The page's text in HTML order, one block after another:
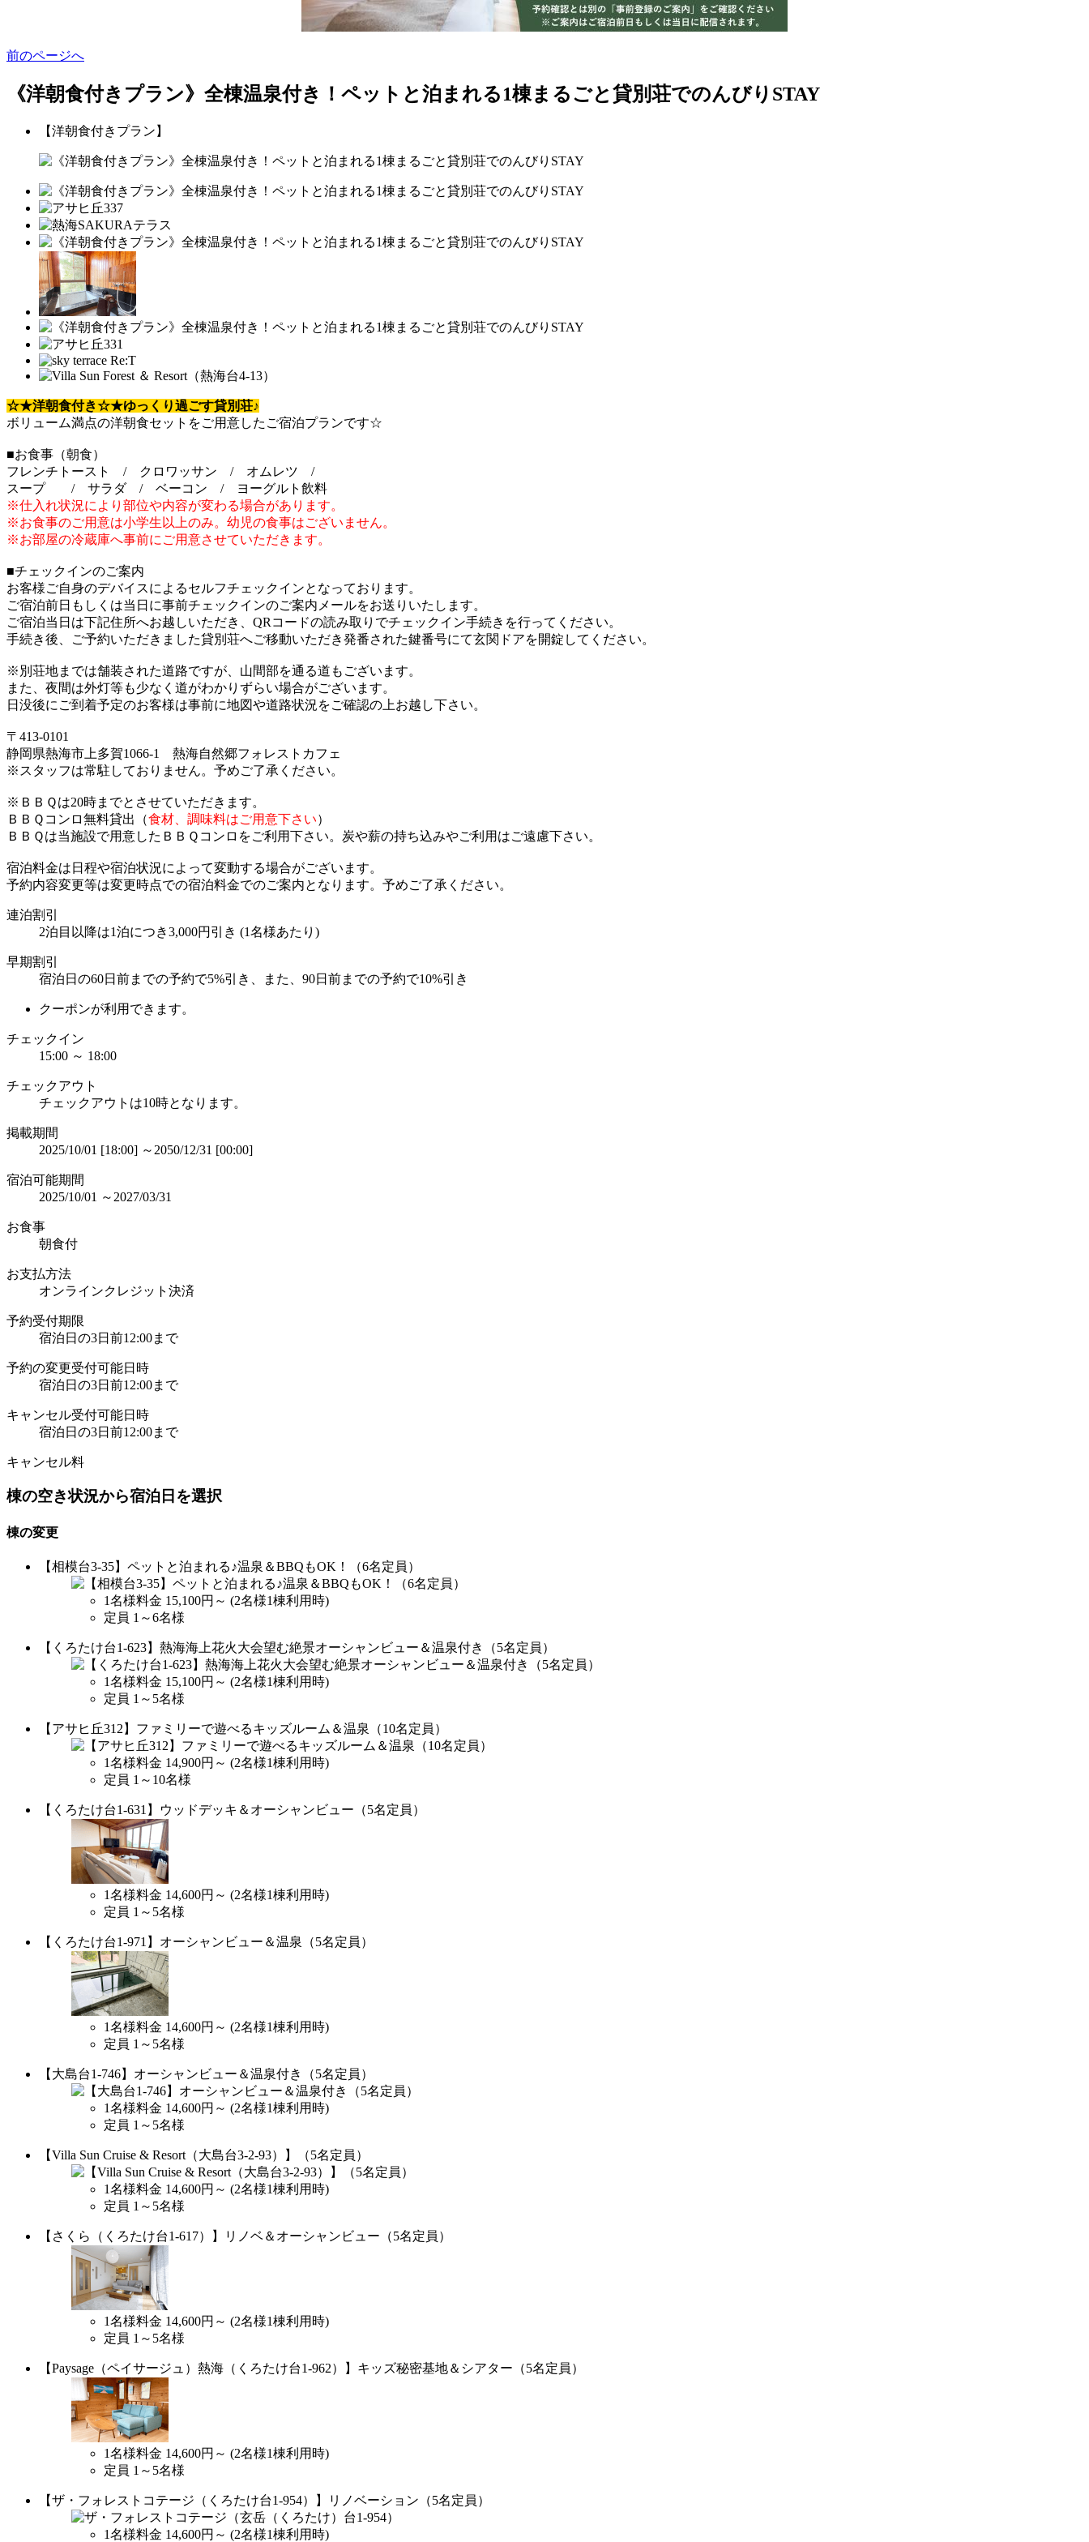
前のページへ
《洋朝食付きプラン》全棟温泉付き！ペットと泊まれる1棟まるごと貸別荘でのんびりSTAY
【洋朝食付きプラン】
☆★洋朝食付き☆★ゆっくり過ごす貸別荘♪
ボリューム満点の洋朝食セットをご用意したご宿泊プランです☆
■お食事（朝食）
フレンチトースト / クロワッサン / オムレツ /
スープ / サラダ / ベーコン / ヨーグルト飲料
※仕入れ状況により部位や内容が変わる場合があります。
※お食事のご用意は小学生以上のみ。幼児の食事はございません。
※お部屋の冷蔵庫へ事前にご用意させていただきます。
■チェックインのご案内
お客様ご自身のデバイスによるセルフチェックインとなっております。
ご宿泊前日もしくは当日に事前チェックインのご案内メールをお送りいたします。
ご宿泊当日は下記住所へお越しいただき、QRコードの読み取りでチェックイン手続きを行ってください。
手続き後、ご予約いただきました貸別荘へご移動いただき発番された鍵番号にて玄関ドアを開錠してください。
※別荘地までは舗装された道路ですが、山間部を通る道もございます。
また、夜間は外灯等も少なく道がわかりずらい場合がございます。
日没後にご到着予定のお客様は事前に地図や道路状況をご確認の上お越し下さい。
〒413-0101
静岡県熱海市上多賀1066-1 熱海自然郷フォレストカフェ
※スタッフは常駐しておりません。予めご了承ください。
※ＢＢＱは20時までとさせていただきます。
ＢＢＱコンロ無料貸出（食材、調味料はご用意下さい）
ＢＢＱは当施設で用意したＢＢＱコンロをご利用下さい。炭や薪の持ち込みやご利用はご遠慮下さい。
宿泊料金は日程や宿泊状況によって変動する場合がございます。
予約内容変更等は変更時点での宿泊料金でのご案内となります。予めご了承ください。
連泊割引
2泊目以降は1泊につき3,000円引き (1名様あたり)
早期割引
宿泊日の60日前までの予約で5%引き、また、90日前までの予約で10%引き
クーポンが利用できます。
チェックイン
15:00 ～ 18:00
チェックアウト
チェックアウトは10時となります。
掲載期間
2025/10/01 [18:00] ～2050/12/31 [00:00]
宿泊可能期間
2025/10/01 ～2027/03/31
お食事
朝食付
お支払方法
オンラインクレジット決済
予約受付期限
宿泊日の3日前12:00まで
予約の変更受付可能日時
宿泊日の3日前12:00まで
キャンセル受付可能日時
宿泊日の3日前12:00まで
キャンセル料
棟の空き状況から宿泊日を選択
棟の変更
【相模台3-35】ペットと泊まれる♪温泉＆BBQもOK！（6名定員）
1名様料金 15,100円～ (2名様1棟利用時)
定員 1～6名様
【くろたけ台1-623】熱海海上花火大会望む絶景オーシャンビュー＆温泉付き（5名定員）
1名様料金 15,100円～ (2名様1棟利用時)
定員 1～5名様
【アサヒ丘312】ファミリーで遊べるキッズルーム＆温泉（10名定員）
1名様料金 14,900円～ (2名様1棟利用時)
定員 1～10名様
【くろたけ台1-631】ウッドデッキ＆オーシャンビュー（5名定員）
1名様料金 14,600円～ (2名様1棟利用時)
定員 1～5名様
【くろたけ台1-971】オーシャンビュー＆温泉（5名定員）
1名様料金 14,600円～ (2名様1棟利用時)
定員 1～5名様
【大島台1-746】オーシャンビュー＆温泉付き（5名定員）
1名様料金 14,600円～ (2名様1棟利用時)
定員 1～5名様
【Villa Sun Cruise & Resort（大島台3-2-93）】（5名定員）
1名様料金 14,600円～ (2名様1棟利用時)
定員 1～5名様
【さくら（くろたけ台1-617）】リノベ＆オーシャンビュー（5名定員）
1名様料金 14,600円～ (2名様1棟利用時)
定員 1～5名様
【Paysage（ペイサージュ）熱海（くろたけ台1-962）】キッズ秘密基地＆シアター（5名定員）
1名様料金 14,600円～ (2名様1棟利用時)
定員 1～5名様
【ザ・フォレストコテージ（くろたけ台1-954）】リノベーション（5名定員）
1名様料金 14,600円～ (2名様1棟利用時)